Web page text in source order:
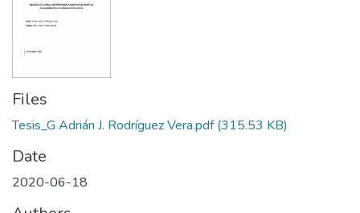
Files
Tesis_G Adrián J. Rodríguez Vera.pdf(315.53 KB)
Date
2020-06-18